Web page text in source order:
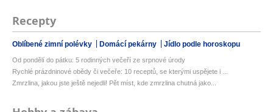
Recepty
Oblíbené zimní polévky Domácí pekárny Jídlo podle horoskopu
Od pondělí do pátku: 5 rodinných večeří ze srpnové úrody
Rychlé prázdninové obědy či večeře: 10 receptů, se kterými uspějete i ...
Zmrzlina, jakou jste ještě nejedli! Pět míst, kde zmrzlina chutná jako...